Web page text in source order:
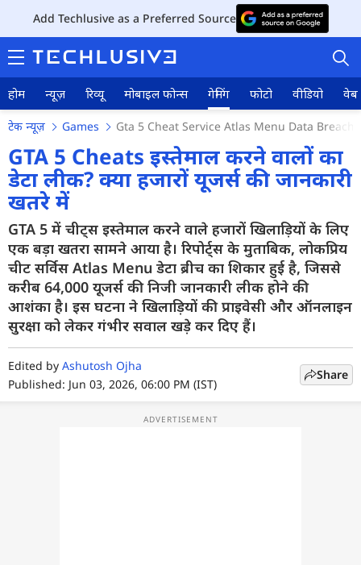
Add Techlusive as a Preferred Source
होम न्यूज़ रिव्यू मोबाइल फोन्स गेमिंग फोटो वीडियो वेब
होम
न्यूज़
रिव्यू
मोबाइल फोन्स
गेमिंग
फोटो
टेक न्यूज़ Games Gta 5 Cheat Service Atlas Menu Data
GTA 5 Cheats इस्तेमाल करने वालों का
डेटा लीक? क्या हजारों यूजर्स की जानकारी
खतरे में
GTA 5 में चीट्स इस्तेमाल करने वाले हजारों खिलाड़ियों के लिए
एक बड़ा खतरा सामने आया है। रिपोर्ट्स के मुताबिक, लोकप्रिय
चीट सर्विस Atlas Menu डेटा ब्रीच का शिकार हुई है, जिससे
करीब 64,000 यूजर्स की निजी जानकारी लीक होने की
आशंका है। इस घटना ने खिलाड़ियों की प्राइवेसी और ऑनलाइन
सुरक्षा को लेकर गंभीर सवाल खड़े कर दिए हैं।
Edited by Ashutosh Ojha
Published: Jun 03, 2026, 06:00 PM (IST)
Share